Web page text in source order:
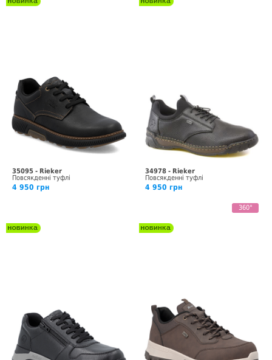
35095 - Rieker
Повсякденні туфлі
4 950 грн
34978 - Rieker
Повсякденні туфлі
4 950 грн
360°